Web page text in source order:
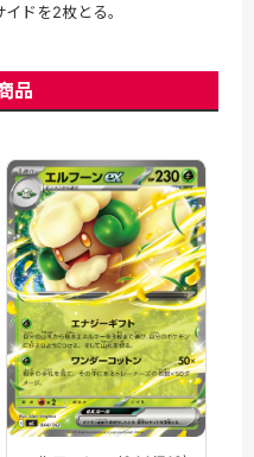
ドを2枚とる。
品